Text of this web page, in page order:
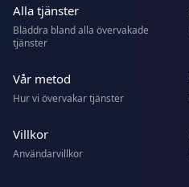
Alla tjänster
Bläddra bland alla övervakade
tjänster
Vår metod
Hur vi övervakar tjänster
Villkor
Användarvillkor